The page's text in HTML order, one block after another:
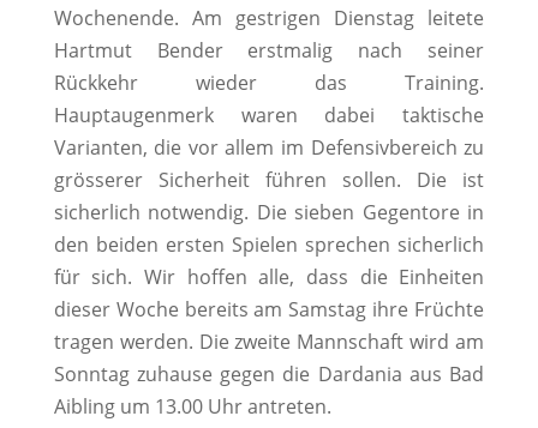
Wochenende. Am gestrigen Dienstag leitete
Hartmut Bender erstmalig nach seiner
Rückkehr wieder das Training.
Hauptaugenmerk waren dabei taktische
Varianten, die vor allem im Defensivbereich zu
grösserer Sicherheit führen sollen. Die ist
sicherlich notwendig. Die sieben Gegentore in
den beiden ersten Spielen sprechen sicherlich
für sich. Wir hoffen alle, dass die Einheiten
dieser Woche bereits am Samstag ihre Früchte
tragen werden. Die zweite Mannschaft wird am
Sonntag zuhause gegen die Dardania aus Bad
Aibling um 13.00 Uhr antreten.